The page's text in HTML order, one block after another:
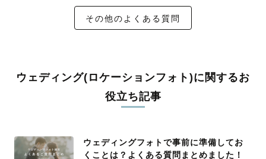
その他のよくある質問
ウェディング(ロケーションフォト)に関するお
役立ち記事
ウェディングフォトで事前に準備してお
くことは？よくある質問まとめました！